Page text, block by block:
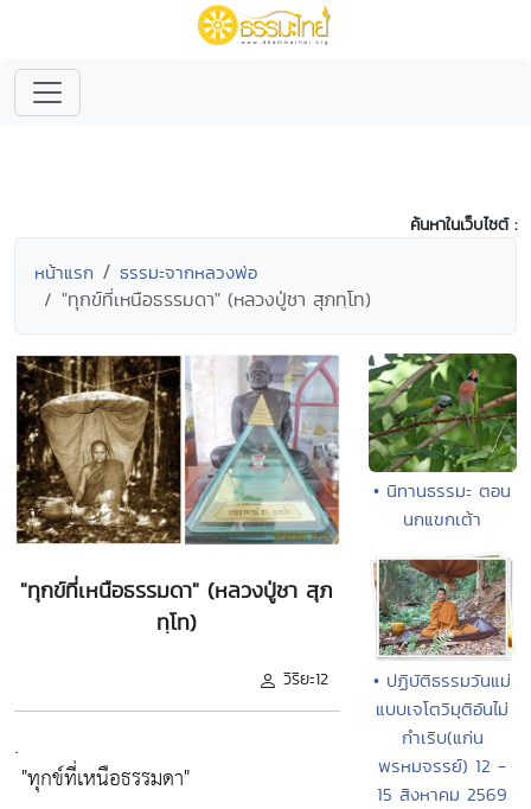
ค้นหาในเว็บไซต์ :
หน้าแรก ธรรมะจากหลวงพ่อ
"ทุกข์ที่เหนือธรรมดา" (หลวงปู่ชา สุภทฺโท)
"ทุกข์ที่เหนือธรรมดา" (หลวงปู่ชา สุภ
ทฺโท)
วิริยะ12
.
"ทุกข์ที่เหนือธรรมดา"
• นิทานธรรมะ ตอน
นกแขกเต้า
• ปฏิบัติธรรมวันแม่
แบบเจโตวิมุติอันไม่
กำเริบ(แก่น
พรหมจรรย์) 12 -
15 สิงหาคม 2569